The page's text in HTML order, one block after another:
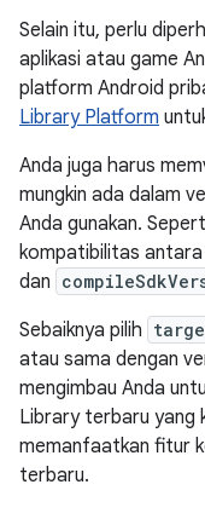
Selain itu, perlu
aplikasi atau game
platform Android
Library Platform
Anda juga harus
mungkin ada dalam
Anda gunakan.
kompatibilitas
dan
Sebaiknya pilih
atau sama dengan
mengimbau Anda
Library terbaru yang
memanfaatkan fitur
terbaru.